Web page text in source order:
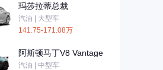
玛莎拉蒂总裁
汽油 | 大型车
141.75-171.08万
阿斯顿马丁V8 Vantage
汽油 | 中型车